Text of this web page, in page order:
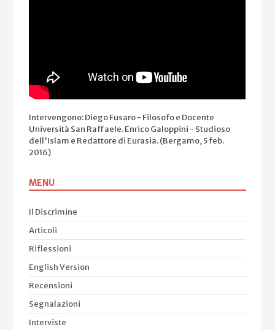
Intervengono: Diego Fusaro - Filosofo e Docente
Università San Raffaele. Enrico Galoppini - Studioso
dell'Islam e Redattore di Eurasia. (Bergamo, 5 feb.
2016)
MENU
Il Discrimine
Articoli
Riflessioni
English Version
Recensioni
Segnalazioni
Interviste